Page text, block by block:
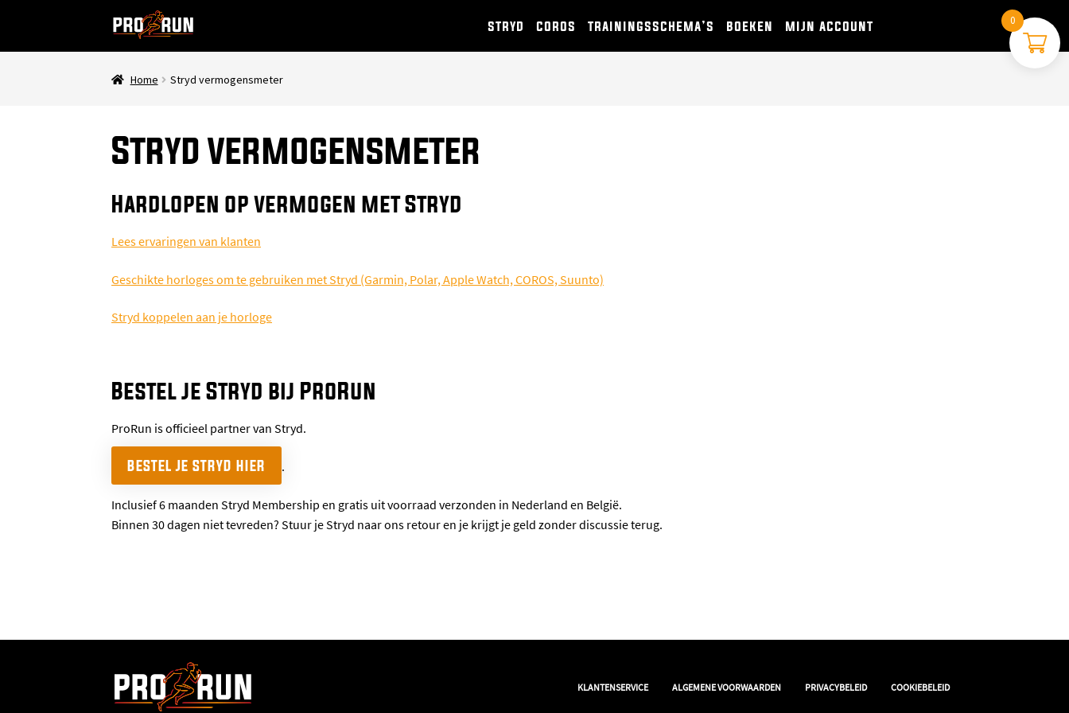
door
naar
naar
de
stryd coros trainingsschema’s boeken mijn account
Home Stryd vermogensmeter
Stryd vermogensmeter
Hardlopen op vermogen met Stryd
Lees ervaringen van klanten
Geschikte horloges om te gebruiken met Stryd (Garmin, Polar, Apple Watch, COROS, Suunto)
Stryd koppelen aan je horloge
Bestel je Stryd bij ProRun
ProRun is officieel partner van Stryd.
BESTEL JE STRYD HIER .
Inclusief 6 maanden Stryd Membership en gratis uit voorraad verzonden in Nederland en België.
Binnen 30 dagen niet tevreden? Stuur je Stryd naar ons retour en je krijgt je geld zonder discussie terug.
KLANTENSERVICE ALGEMENE VOORWAARDEN PRIVACYBELEID COOKIEBELEID
0